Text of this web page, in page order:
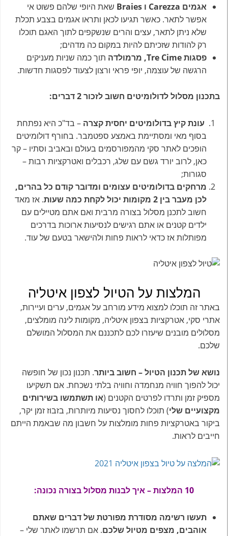
אגמים Carezza ו Braies
שאת היופי שלהם פשוט אי
אפשר לתאר. כאשר תגיעו לכאן ותראו אגמים בצבע תכלת
שלא ניתן לתאר, עצים והרים שנשקפים לתוך האגם תוכלו
רק להודות שזכיתם להיות במקום כה מדהים;
פסגות Tre Cime, מרמולדה
תוך כמה שניות מעניקים
הרגשה של עוצמה, יופי פראי ורצון לצעוד לפסגות חדשות.
בתכנון מסלול לדולומיטים חשוב לזכור 2 דברים:
עונת קיץ בדולומיטים יחסית קצרה – בד"כ היא נפתחת
בסוף מאי ומסתיימת באמצע ספטמבר. בחורף דולומיטים
הופכים לאתר סקי מהמפורסמים בעולם ובאביב וסתיו – קר
כאן, לרוב יורד גשם עם שלג, רכבלים ואטרקציות רבות –
סגורות;
מרחקים בדולומיטים עצומים ומדובר קודם כל בהרים,
לכן מעבר בין 2 מקומות יכול לקחת כמה שעות
. אז מאד
חשוב לתכנן מסלול בצורה מרבית ואם אתם מטיילים עם
ילדים קטנים או אתם רגישים לנסיעות ארוכות בדרכים
מפותלות אז כדאי לראות פחות ולהישאר בטעם של עוד.
המלצות על הטיול לצפון איטליה
באתר זה תוכלו למצוא מידע מורחב על אגמים, ערים ועיירות,
אתרי סקי, אטרקציות בצפון איטליה, מקומות לינה מומלצים,
מסלולים מובנים שיעזרו לכם לתכננם את המסלול המושלם
שלכם.
נושא של תכנון הטיול – חשוב ביותר. תכנון נכון של חופשה
יכול להפוך חוויה מנחמדה וחוויה בלתי נשכחת. אם תשקיעו
מספיק זמן ותרדו לפרטים הקטנים (או תשתמשו בשירותים
מקצועיים שלי) תוכלו לחסוך נסיעות מיותרות, בזבוז זמן יקר,
ביקור באטרקציות פחות מומלצות על חשבון מה שבאמת הייתם
חייבים לראות.
10 המלצות – איך לבנות מסלול בצורה נכונה:
תעשו רשימה מסודרת מפורטת של דברים שאתם
אוהבים, מצפים מטיול שלכם. אם תרשמו לאתר שלי –